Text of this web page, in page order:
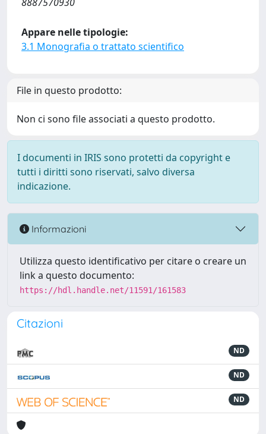
Appare nelle tipologie:
3.1 Monografia o trattato scientifico
File in questo prodotto:
Non ci sono file associati a questo prodotto.
I documenti in IRIS sono protetti da copyright e
tutti i diritti sono riservati, salvo diversa
indicazione.
Informazioni
Utilizza questo identificativo per citare o creare un
link a questo documento:
https://hdl.handle.net/11591/161583
Citazioni
ND
ND
ND